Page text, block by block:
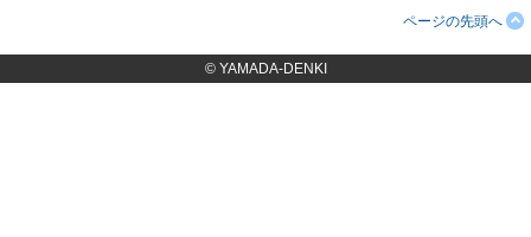
ページの先頭へ
© YAMADA-DENKI